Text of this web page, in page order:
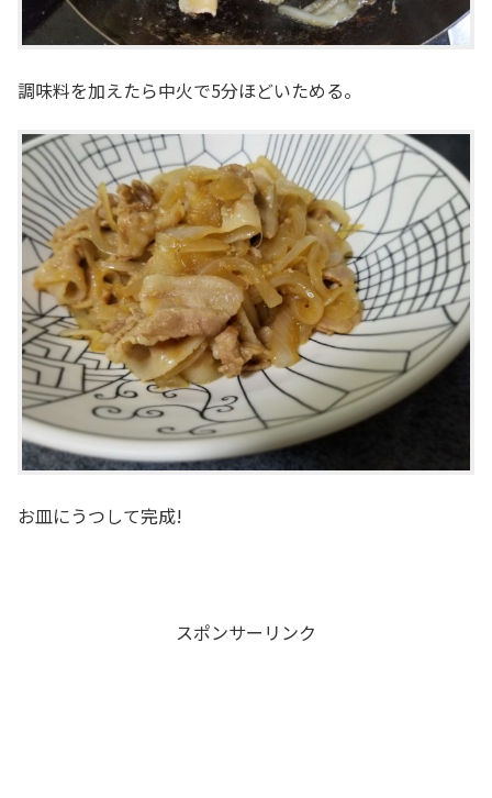
調味料を加えたら中火で5分ほどいためる。
お皿にうつして完成!
スポンサーリンク